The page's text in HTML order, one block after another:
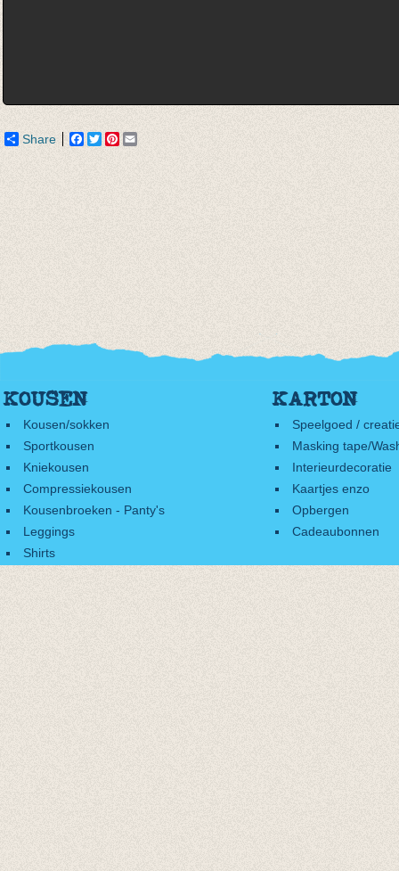
Share Facebook
TwitterPinterest
KOUSEN
Kousen/sokken
Sportkousen
Kniekousen
Compressiekousen
Kousenbroeken - Panty's
Leggings
Shirts
KARTON
Speelgoed /
Masking tape/
Interieurdecoratie
Kaartjes enzo
Opbergen
Cadeaubonnen